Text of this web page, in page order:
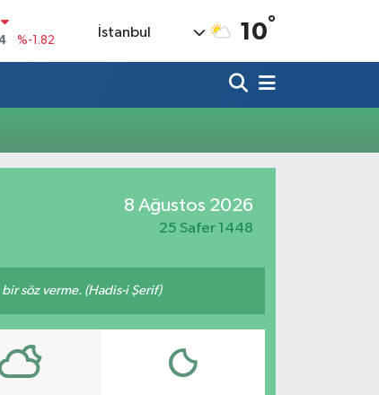
%-1.82
%0.19
İstanbul 10°
8 Ağustos 2026
25 Safer 1448
söz verme. (Hadis-i Şerif)